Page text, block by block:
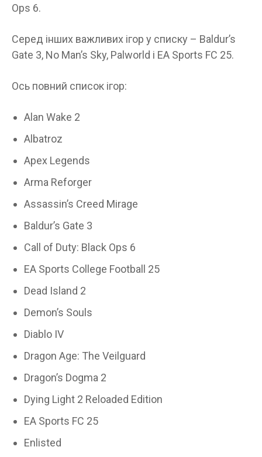
Ops 6.
Серед інших важливих ігор у списку – Baldur’s
Gate 3, No Man’s Sky, Palworld і EA Sports FC 25.
Ось повний список ігор:
Alan Wake 2
Albatroz
Apex Legends
Arma Reforger
Assassin’s Creed Mirage
Baldur’s Gate 3
Call of Duty: Black Ops 6
EA Sports College Football 25
Dead Island 2
Demon’s Souls
Diablo IV
Dragon Age: The Veilguard
Dragon’s Dogma 2
Dying Light 2 Reloaded Edition
EA Sports FC 25
Enlisted